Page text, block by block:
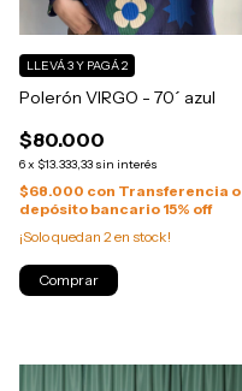
Polerón VIRGO - 70´ azul
$80.000
6x $13.333,33 sin interés
LLEVÁ 3 Y PAGÁ 2
$68.000 con Transferencia o
depósito bancario 15% off
¡Solo quedan 2en stock!
Comprar